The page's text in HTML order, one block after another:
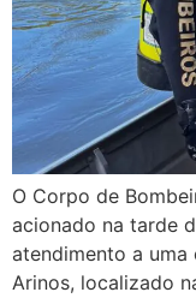
O Corpo de
acionado na tarde
atendimento a
Arinos, localizado